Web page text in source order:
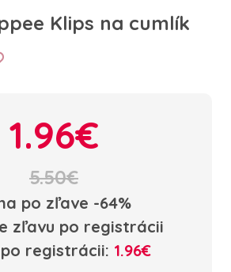
Klips na cumlík
1.96€
5.50€
po zľave -64%
zľavu po registrácii
registrácii: 1.96€